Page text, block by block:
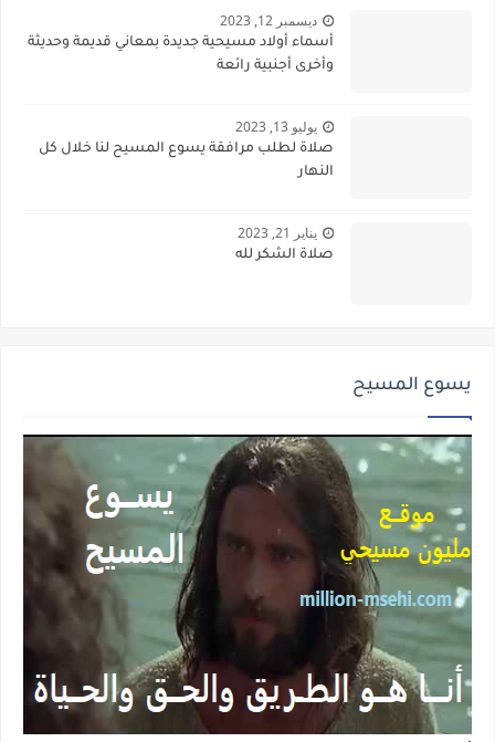
ديسمبر 12, 2023
أسماء أولاد مسيحية جديدة بمعاني قديمة وحديثة
وأخرى أجنبية رائعة
يوليو 13, 2023
صلاة لطلب مرافقة يسوع المسيح لنا خلال كل
النهار
يناير 21, 2023
صلاة الشكر لله
يسوع المسيح